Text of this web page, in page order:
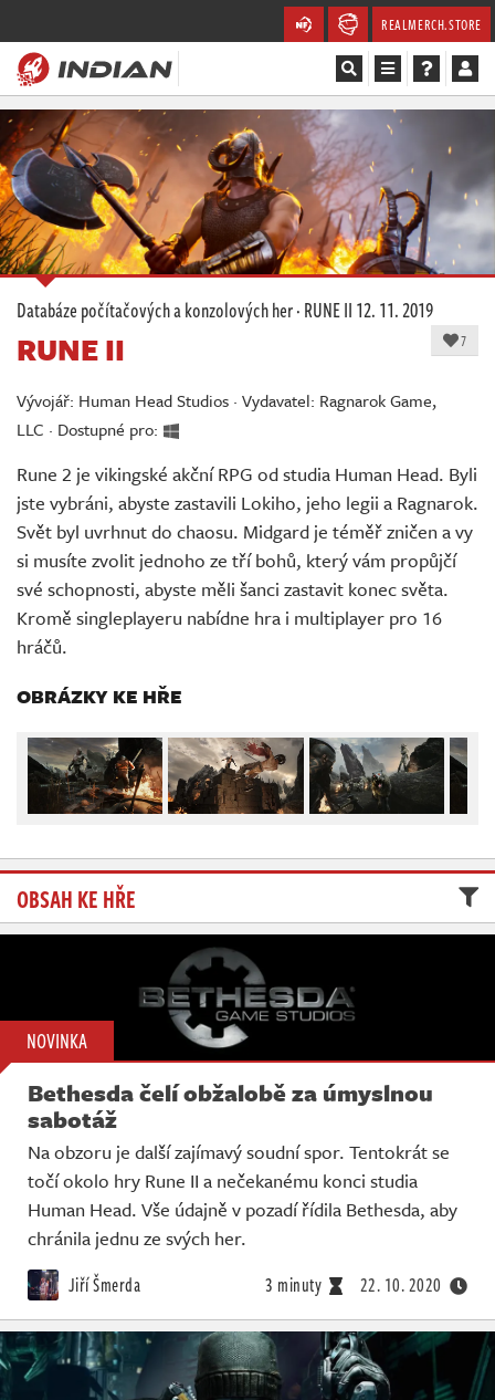
REALMERCH.STORE
Magazín
Recenze
Videa
Soutěže
Databáze
Komunita
Živě
Databáze počítačových a konzolových her·RUNE II12. 11. 2019
7
RUNE II
Vývojář: Human Head Studios · Vydavatel: Ragnarok Game,
LLC · Dostupné pro:
Rune 2 je vikingské akční RPG od studia Human Head. Byli
jste vybráni, abyste zastavili Lokiho, jeho legii a Ragnarok.
Svět byl uvrhnut do chaosu. Midgard je téměř zničen a vy
si musíte zvolit jednoho ze tří bohů, který vám propůjčí
své schopnosti, abyste měli šanci zastavit konec světa.
Kromě singleplayeru nabídne hra i multiplayer pro 16
hráčů.
OBRÁZKY KE HŘE
OBSAH KE HŘE
NOVINKA
Bethesda čelí obžalobě za úmyslnou
sabotáž
Na obzoru je další zajímavý soudní spor. Tentokrát se
točí okolo hry Rune II a nečekanému konci studia
Human Head. Vše údajně v pozadí řídila Bethesda, aby
chránila jednu ze svých her.
Jiří Šmerda 3 minuty 22. 10. 2020